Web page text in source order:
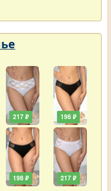
217 ₽
198 ₽
198 ₽
217 ₽